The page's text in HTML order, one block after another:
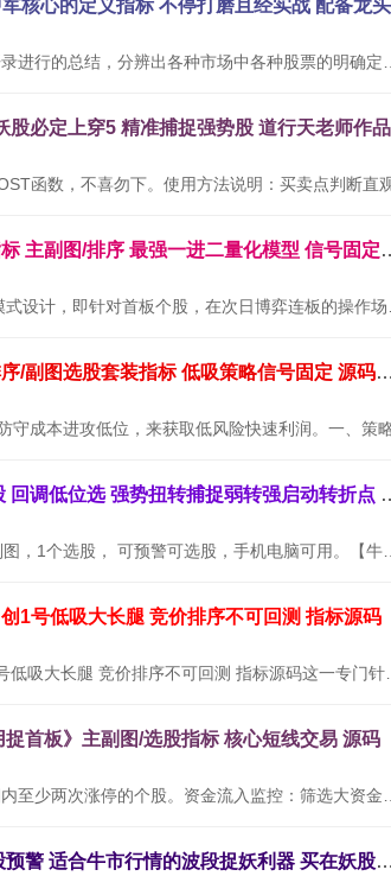
通达信金钻【二板竞价】排
通达信【墨守攻防】竞价低吸排序/副图选股套装
通达信【牛转乾坤】主副
1号低吸大长腿 竞价排序不可回测 指标源码
首板》主副图/选股指标 核心短线交易 源码
通达信【三浪捉妖】主副图/选股预警 适合牛市行